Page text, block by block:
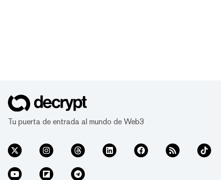
Tu puerta de entrada al mundo de Web3